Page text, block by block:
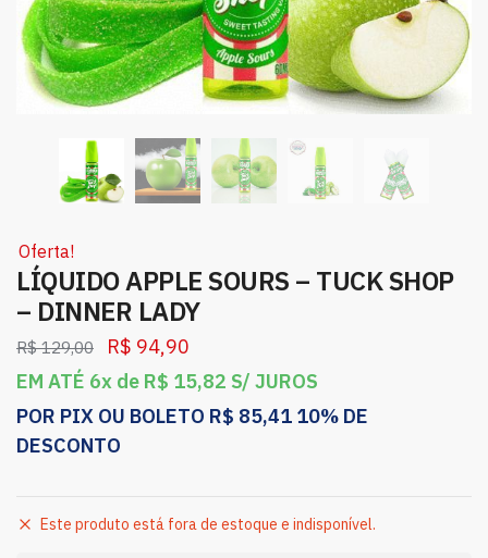
Oferta!
LÍQUIDO APPLE SOURS – TUCK SHOP
– DINNER LADY
R$129,00 R$ 94,90
EM ATÉ 6x de R$ 15,82 S/ JUROS
POR PIX OU BOLETO R$ 85,41 10% DE
DESCONTO
Este produto está fora de estoque e indisponível.